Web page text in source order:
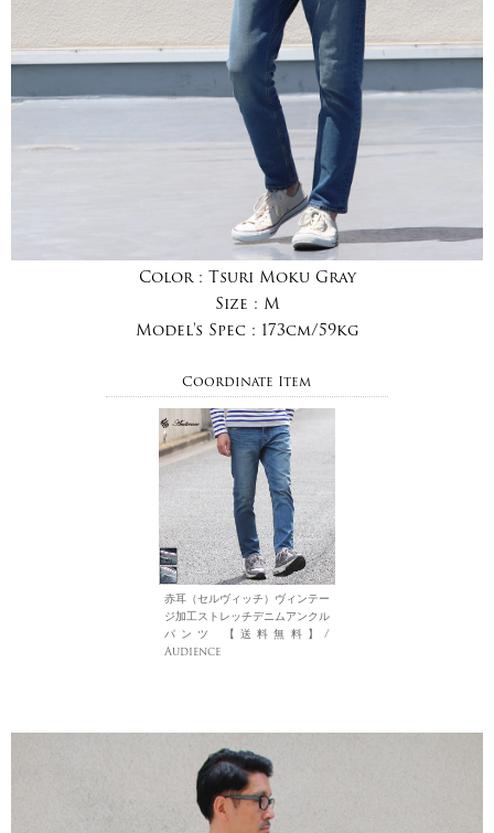
Color : Tsuri Moku Gray
Size : M
Model's Spec : 173cm/59kg
Coordinate Item
赤耳（セルヴィッチ）ヴィンテー
ジ加工ストレッチデニムアンクル
パンツ 【送料無料】/
Audience